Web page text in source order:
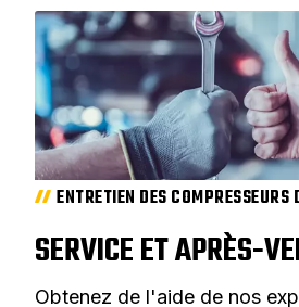
ENTRETIEN DES
SERVICE ET APRÈS-
Obtenez de l'aide de nos